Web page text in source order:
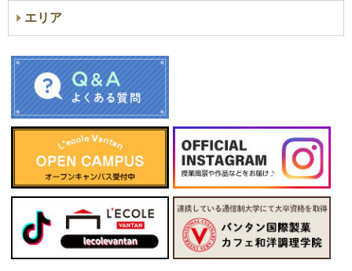
エリア